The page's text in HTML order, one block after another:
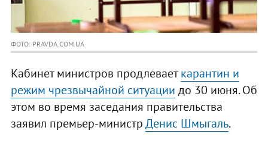
ФОТО: PRAVDA.COM.UA
Кабинет министров продлеваеткарантин и
режим чрезвычайной ситуации до 30 июня. Об
этом во время заседания правительства
заявил премьер-министрДенис Шмыгаль.